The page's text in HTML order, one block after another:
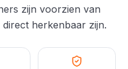
zijn voorzien van
herkenbaar zijn.